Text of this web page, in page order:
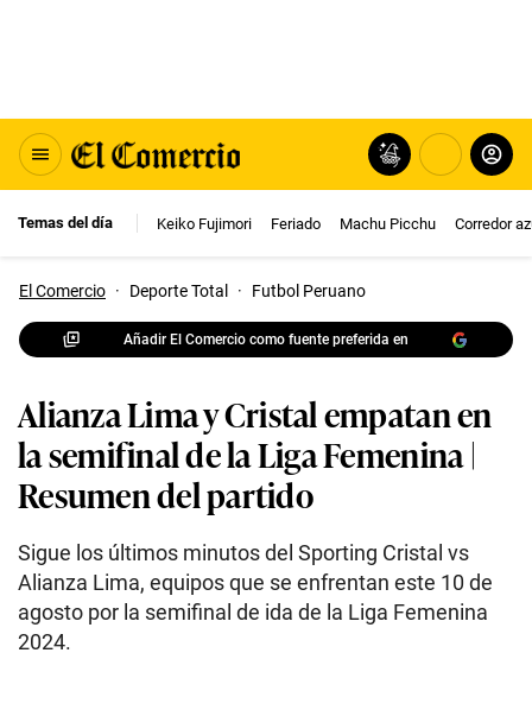
Temas del día Keiko Fujimori Feriado Machu Picchu Corredor
El Comercio · Deporte Total · Futbol Peruano
Añadir El Comercio como fuente preferida en
Alianza Lima y Cristal empatan en
la semifinal de la Liga Femenina |
Resumen del partido
Sigue los últimos minutos del Sporting Cristal vs
Alianza Lima, equipos que se enfrentan este 10 de
agosto por la semifinal de ida de la Liga Femenina
2024.